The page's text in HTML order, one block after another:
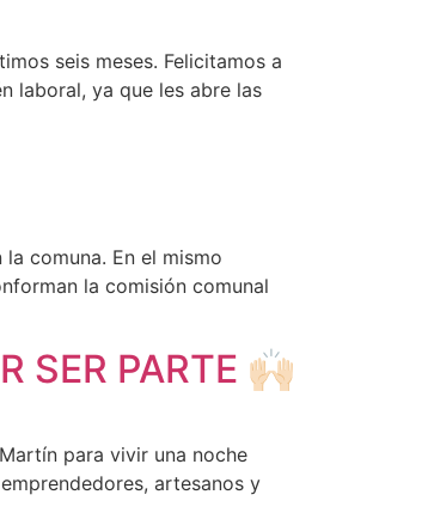
seis meses. Felicitamos a
laboral, ya que les abre las
comuna. En el mismo
la comisión comunal
PARTE 🙌🏻
para vivir una noche
artesanos y